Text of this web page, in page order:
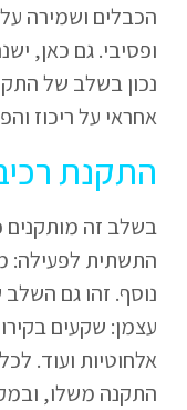
הכבלים ושמירה
ופסיבי. גם כאן,
נכון בשלב של
אחראי על ריכוז
התקנת
בשלב זה מותקנים
התשתית לפעילה:
נוסף. זהו גם
עצמן: שקעים
אלחוטיות ועוד.
התקנה משלו,